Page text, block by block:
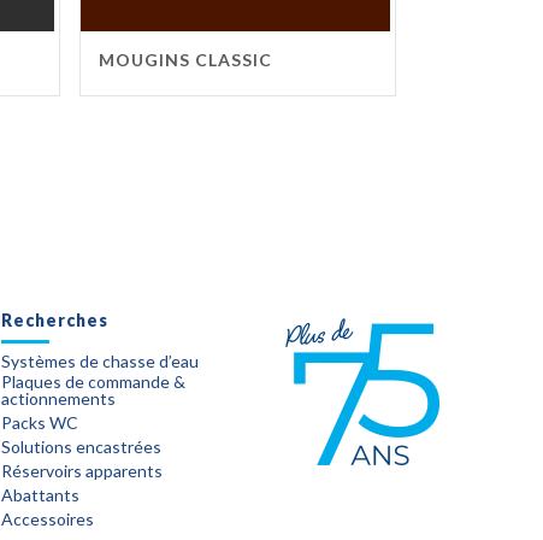
MOUGINS CLASSIC
Recherches
Systèmes de chasse d’eau
Plaques de commande &
actionnements
Packs WC
Solutions encastrées
Réservoirs apparents
Abattants
Accessoires